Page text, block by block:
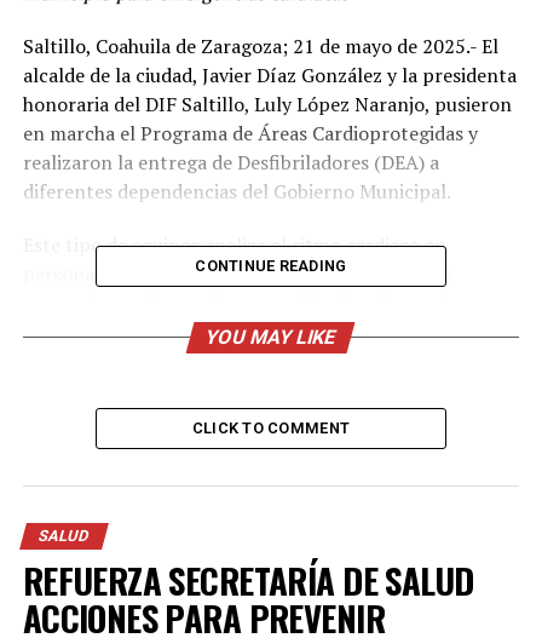
Saltillo, Coahuila de Zaragoza; 21 de mayo de 2025.- El
alcalde de la ciudad, Javier Díaz González y la presidenta
honoraria del DIF Saltillo, Luly López Naranjo, pusieron
en marcha el Programa de Áreas Cardioprotegidas y
realizaron la entrega de Desfibriladores (DEA) a
diferentes dependencias del Gobierno Municipal.
Este tipo de equipos analiza el ritmo cardiaco en
personas que están sufriendo un paro. Cuando es
normalizar su ritmo y, mediante asistencia médica,
permite estabilizar al paciente.
CONTINUE READING
YOU MAY LIKE
CLICK TO COMMENT
SALUD
REFUERZA SECRETARÍA DE SALUD
ACCIONES PARA PREVENIR